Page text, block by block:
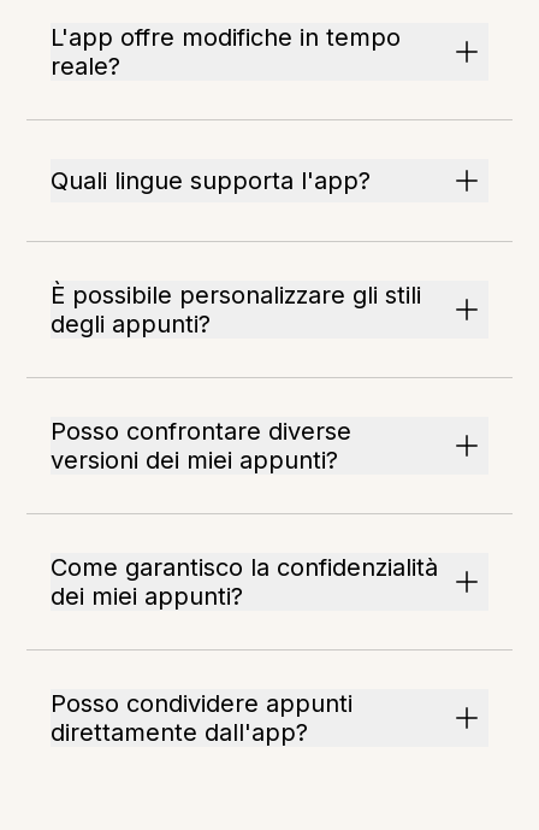
L'app offre modifiche in tempo
reale?
Quali lingue supporta l'app?
È possibile personalizzare gli stili
degli appunti?
Posso confrontare diverse
versioni dei miei appunti?
Come garantisco la confidenzialità
dei miei appunti?
Posso condividere appunti
direttamente dall'app?